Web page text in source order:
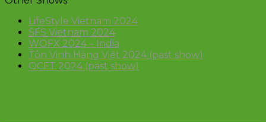
LifeStyle Vietnam 2024
SFS Vietnam 2024
WOFX 2024 – India
Tôn Vinh Hàng Việt 2024 (past show)
OCFT 2024 (past show)